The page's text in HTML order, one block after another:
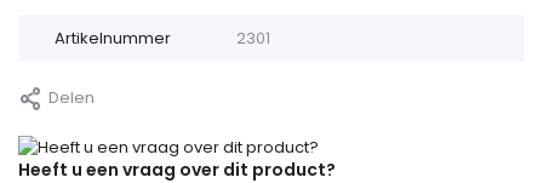
Artikelnummer 2301
Delen
Heeft u een vraag over dit product?